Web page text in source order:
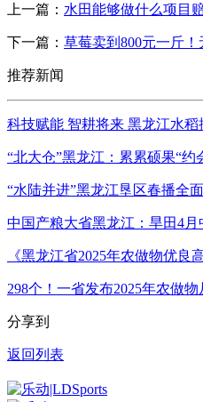
上一篇： 水田能够做什么项目
下一篇： 草莓卖到800元一斤
推荐新闻
科技赋能 智耕将来 黑龙江水稻
“北大仓”黑龙江：累累硕果“约
“水陆并进”黑龙江垦区春播全
中国产粮大省黑龙江：旱田4
《黑龙江省2025年农做物优良
298个！一省发布2025年农做物
分享到
返回列表